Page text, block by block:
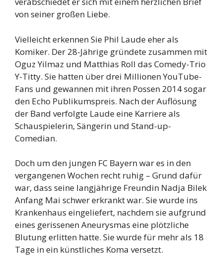
von seiner großen Liebe.
Vielleicht erkennen Sie Phil Laude eher als
Komiker. Der 28-Jährige gründete zusammen mit
Oguz Yilmaz und Matthias Roll das Comedy-Trio
Y-Titty. Sie hatten über drei Millionen YouTube-
Fans und gewannen mit ihren Possen 2014 sogar
den Echo Publikumspreis. Nach der Auflösung
der Band verfolgte Laude eine Karriere als
Schauspielerin, Sängerin und Stand-up-
Comedian.
Doch um den jungen FC Bayern war es in den
vergangenen Wochen recht ruhig – Grund dafür
war, dass seine langjährige Freundin Nadja Bilek
Anfang Mai schwer erkrankt war. Sie wurde ins
Krankenhaus eingeliefert, nachdem sie aufgrund
eines gerissenen Aneurysmas eine plötzliche
Blutung erlitten hatte. Sie wurde für mehr als 18
Tage in ein künstliches Koma versetzt.